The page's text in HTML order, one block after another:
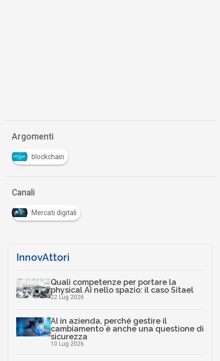
Argomenti
blockchain
Canali
Mercati digitali
InnovAttori
Quali competenze per portare la
physical AI nello spazio: il caso Sitael
22 Lug 2026
AI in azienda, perché gestire il
cambiamento è anche una questione di
sicurezza
10 Lug 2026